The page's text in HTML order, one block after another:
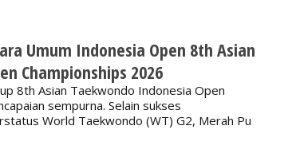
Umum Indonesia Open 8th Asian
Championships 2026
8th Asian Taekwondo Indonesia Open
sempurna. Selain sukses
World Taekwondo (WT) G2, Merah Pu